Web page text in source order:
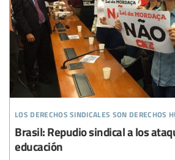
los derechos sindicales son derechos
Brasil: Repudio sindical a los
educación